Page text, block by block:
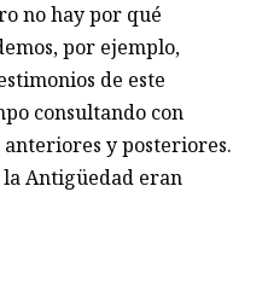
no hay por qué
por ejemplo,
de este
consultando con
y posteriores.
Antigüedad eran